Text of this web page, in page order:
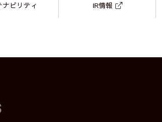
ナビリティ IR情報